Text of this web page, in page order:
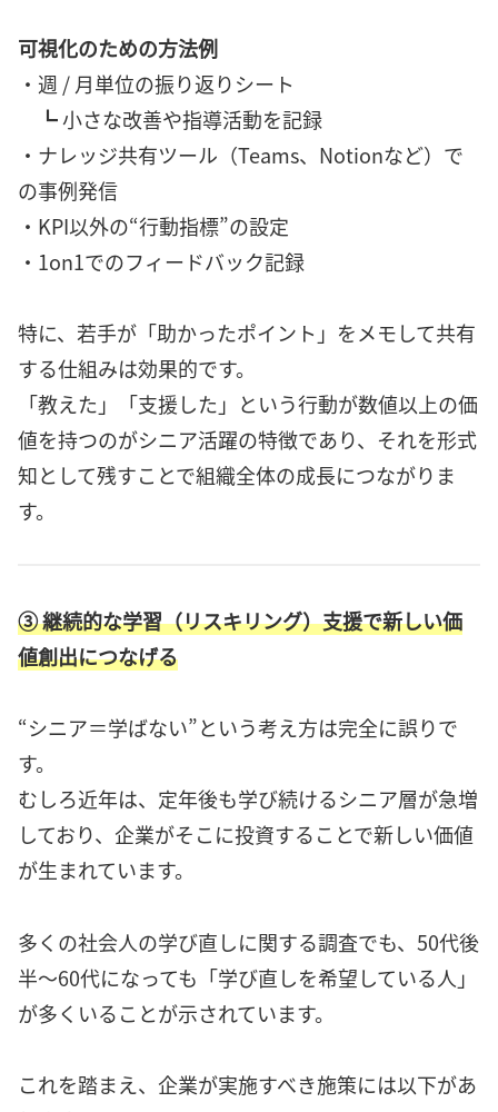
可視化のための方法例
・週 / 月単位の振り返りシート
┗ 小さな改善や指導活動を記録
・ナレッジ共有ツール（Teams、Notionなど）で
の事例発信
・KPI以外の“行動指標”の設定
・1on1でのフィードバック記録
特に、若手が「助かったポイント」をメモして共有
する仕組みは効果的です。
「教えた」「支援した」という行動が数値以上の価
値を持つのがシニア活躍の特徴であり、それを形式
知として残すことで組織全体の成長につながりま
す。
③ 継続的な学習（リスキリング）支援で新しい価
値創出につなげる
“シニア＝学ばない”という考え方は完全に誤りで
す。
むしろ近年は、定年後も学び続けるシニア層が急増
しており、企業がそこに投資することで新しい価値
が生まれています。
多くの社会人の学び直しに関する調査でも、50代後
半～60代になっても「学び直しを希望している人」
が多くいることが示されています。
これを踏まえ、企業が実施すべき施策には以下があ